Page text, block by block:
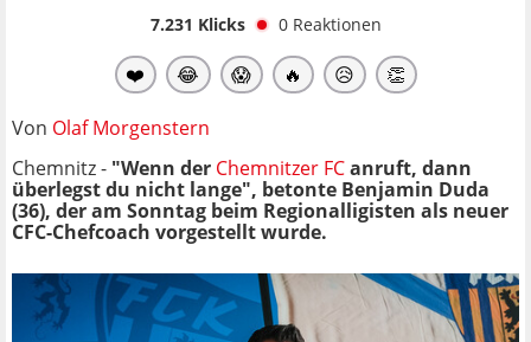
7.231 Klicks 0 Reaktionen
❤️ 😂 😱 🔥 😥 👏
Von Olaf Morgenstern
Chemnitz - "Wenn der Chemnitzer FCanruft, dann
überlegst du nicht lange", betonte Benjamin Duda
(36), der am Sonntag beim Regionalligisten als neuer
CFC-Chefcoach vorgestellt wurde.